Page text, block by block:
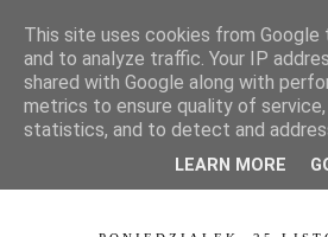
This site uses cookies from
and to analyze traffic. Your IP
shared with Google along with
metrics to ensure quality of
statistics, and to detect and
LEARN MORE